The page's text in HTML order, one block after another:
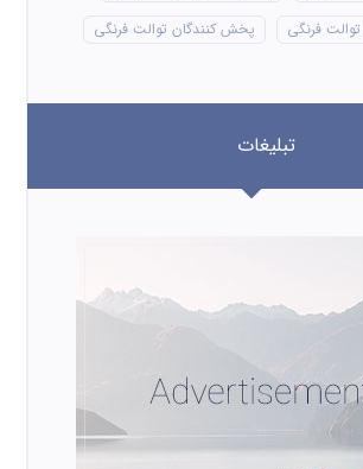
فرنگی
پخش کنندگان توالت فرنگی
تبلیغات